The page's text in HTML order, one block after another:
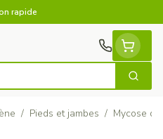
rapide
/ Pieds et jambes / Mycose